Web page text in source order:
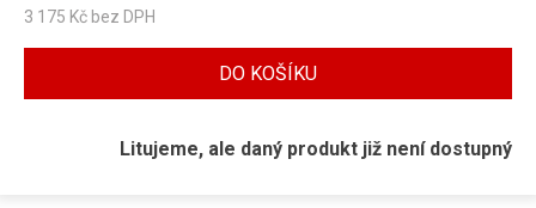
3 175 Kč bez DPH
DO KOŠÍKU
Litujeme, ale daný produkt již není dostupný